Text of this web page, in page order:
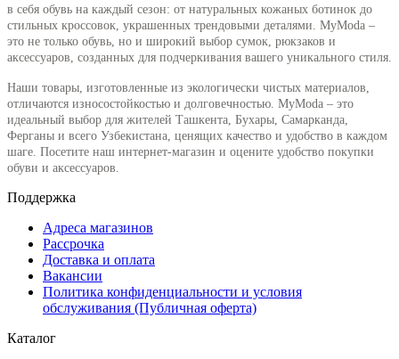
в себя обувь на каждый сезон: от натуральных кожаных ботинок до
стильных кроссовок, украшенных трендовыми деталями. MyModa –
это не только обувь, но и широкий выбор сумок, рюкзаков и
аксессуаров, созданных для подчеркивания вашего уникального стиля.
Наши товары, изготовленные из экологически чистых материалов,
отличаются износостойкостью и долговечностью. MyModa – это
идеальный выбор для жителей Ташкента, Бухары, Самарканда,
Ферганы и всего Узбекистана, ценящих качество и удобство в каждом
шаге. Посетите наш интернет-магазин и оцените удобство покупки
обуви и аксессуаров.
Поддержка
Адреса магазинов
Рассрочка
Доставка и оплата
Вакансии
Политика конфиденциальности и условия
обслуживания (Публичная оферта)
Каталог